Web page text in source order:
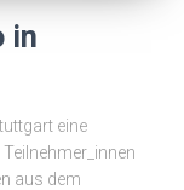
in
eine
aus dem